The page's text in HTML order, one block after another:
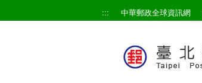
::: 中華郵政全球資訊網